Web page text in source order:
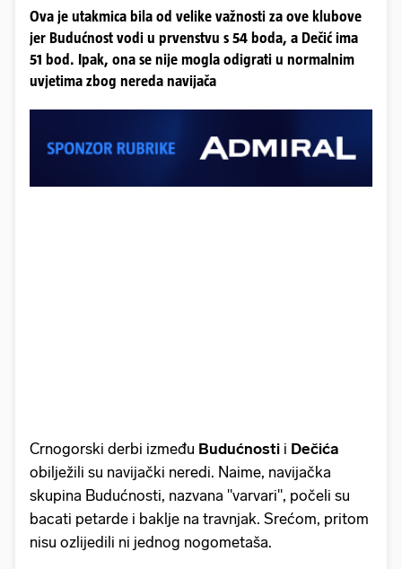
Ova je utakmica bila od velike važnosti za ove klubove
jer Budućnost vodi u prvenstvu s 54 boda, a Dečić ima
51 bod. Ipak, ona se nije mogla odigrati u normalnim
uvjetima zbog nereda navijača
Crnogorski derbi između Budućnosti i Dečića
obilježili su navijački neredi. Naime, navijačka
skupina Budućnosti, nazvana "varvari", počeli su
bacati petarde i baklje na travnjak. Srećom, pritom
nisu ozlijedili ni jednog nogometaša.